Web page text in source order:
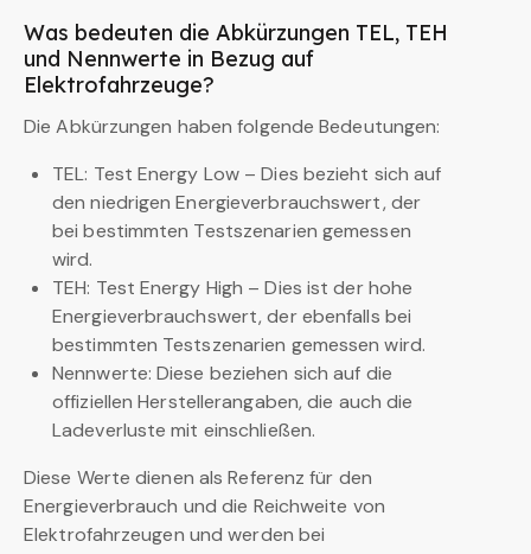
Was bedeuten die Abkürzungen TEL, TEH
und Nennwerte in Bezug auf
Elektrofahrzeuge?
Die Abkürzungen haben folgende Bedeutungen:
TEL: Test Energy Low – Dies bezieht sich auf
den niedrigen Energieverbrauchswert, der
bei bestimmten Testszenarien gemessen
wird.
TEH: Test Energy High – Dies ist der hohe
Energieverbrauchswert, der ebenfalls bei
bestimmten Testszenarien gemessen wird.
Nennwerte: Diese beziehen sich auf die
offiziellen Herstellerangaben, die auch die
Ladeverluste mit einschließen.
Diese Werte dienen als Referenz für den
Energieverbrauch und die Reichweite von
Elektrofahrzeugen und werden bei